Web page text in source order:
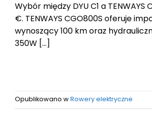
Wybór między DYU C1 a
€. TENWAYS CGO800S oferuje
wynoszący 100 km oraz
350W […]
Opublikowano wRowery elektryczne